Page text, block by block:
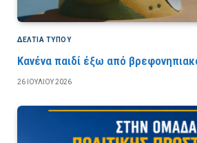
ΔΕΛΤΙΑ ΤΥΠΟΥ
Κανένα παιδί έξω από
26 ΙΟΥΛΊΟΥ 2026